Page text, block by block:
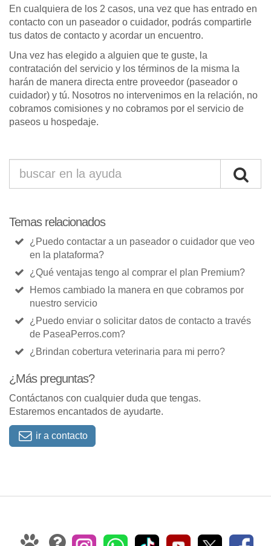
En cualquiera de los 2 casos, una vez que has entrado en
contacto con un paseador o cuidador, podrás compartirle
tus datos de contacto y acordar un encuentro.
Una vez has elegido a alguien que te guste, la
contratación del servicio y los términos de la misma la
harán de manera directa entre proveedor (paseador o
cuidador) y tú. Nosotros no intervenimos en la relación, no
cobramos comisiones y no cobramos por el servicio de
paseos u hospedaje.
Temas relacionados
¿Puedo contactar a un paseador o cuidador que veo
en la plataforma?
¿Qué ventajas tengo al comprar el plan Premium?
Hemos cambiado la manera en que cobramos por
nuestro servicio
¿Puedo enviar o solicitar datos de contacto a través
de PaseaPerros.com?
¿Brindan cobertura veterinaria para mi perro?
¿Más preguntas?
Contáctanos con cualquier duda que tengas.
Estaremos encantados de ayudarte.
ir a contacto